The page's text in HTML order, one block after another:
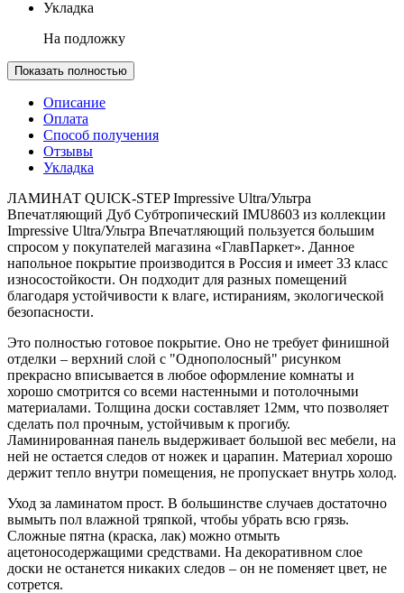
Укладка
На подложку
Показать полностью
Описание
Оплата
Способ получения
Отзывы
Укладка
ЛАМИНАТ QUICK-STEP Impressive Ultra/Ультра
Впечатляющий Дуб Субтропический IMU8603 из коллекции
Impressive Ultra/Ультра Впечатляющий пользуется большим
спросом у покупателей магазина «ГлавПаркет». Данное
напольное покрытие производится в Россия и имеет 33 класс
износостойкости. Он подходит для разных помещений
благодаря устойчивости к влаге, истираниям, экологической
безопасности.
Это полностью готовое покрытие. Оно не требует финишной
отделки – верхний слой с "Однополосный" рисунком
прекрасно вписывается в любое оформление комнаты и
хорошо смотрится со всеми настенными и потолочными
материалами. Толщина доски составляет 12мм, что позволяет
сделать пол прочным, устойчивым к прогибу.
Ламинированная панель выдерживает большой вес мебели, на
ней не остается следов от ножек и царапин. Материал хорошо
держит тепло внутри помещения, не пропускает внутрь холод.
Уход за ламинатом прост. В большинстве случаев достаточно
вымыть пол влажной тряпкой, чтобы убрать всю грязь.
Сложные пятна (краска, лак) можно отмыть
ацетоносодержащими средствами. На декоративном слое
доски не останется никаких следов – он не поменяет цвет, не
сотрется.